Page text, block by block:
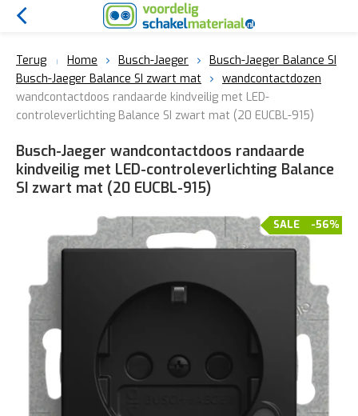
Terug Home Busch-Jaeger
Busch-Jaeger Balance SI
Busch-Jaeger Balance SI zwart mat
wandcontactdozen
wandcontactdoos randaarde kindveilig met LED-
controleverlichting Balance SI zwart mat (20 EUCBL-915)
Busch-Jaeger wandcontactdoos randaarde
kindveilig met LED-controleverlichting Balance
SI zwart mat (20 EUCBL-915)
-56%
SALE